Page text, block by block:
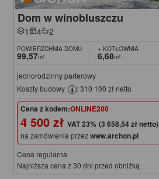
Dom w winobluszczu
1 4 2
POWIERZCHNIA DOMU
99,57m²
+ KOTŁOWNIA
6,68m²
jednorodzinny parterowy
Koszty budowy
: 310 100 zł netto
Cena z kodem:ONLINE200
4 500 zł (3 658,54 zł netto)
na zamówienia przezwww.archon.pl
Cena regularna
Najniższa cena z 30 dni przed obniżką